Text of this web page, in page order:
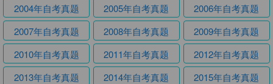
2004年自考真题
2005年自考真题
2006年自考真题
2007年自考真题
2008年自考真题
2009年自考真题
2010年自考真题
2011年自考真题
2012年自考真题
2013年自考真题
2014年自考真题
2015年自考真题